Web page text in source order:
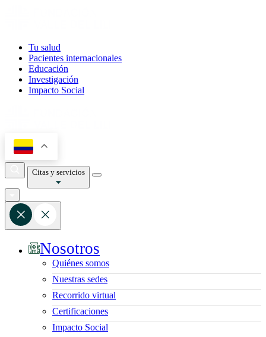
Tu salud
Pacientes internacionales
Educación
Investigación
Impacto Social
Citas y servicios
Nosotros
Quiénes somos
Nuestras sedes
Recorrido virtual
Certificaciones
Impacto Social